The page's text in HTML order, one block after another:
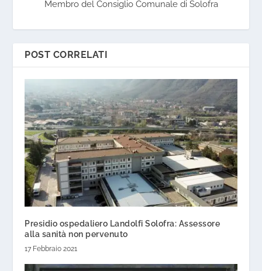
Membro del Consiglio Comunale di Solofra
POST CORRELATI
Presidio ospedaliero Landolfi Solofra: Assessore
alla sanità non pervenuto
17 Febbraio 2021